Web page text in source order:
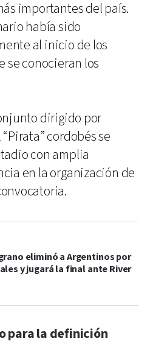
importantes del país.
había sido
al inicio de los
se conocieran los
dirigido por
cordobés se
con amplia
en la organización de
eliminó a Argentinos por
y jugará la final ante River
para la definición